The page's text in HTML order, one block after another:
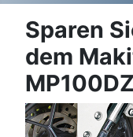
Sparen
dem
MP100DZ